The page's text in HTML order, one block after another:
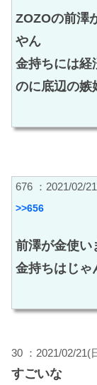
ZOZOの前澤
やん
金持ちには経
のに底辺の嫉
676 ：2021/02/
>>656
前澤が金使い
金持ちはじゃ
30 ：2021/02/21(
すごいな